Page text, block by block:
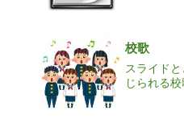
校歌
スライド
じられる校